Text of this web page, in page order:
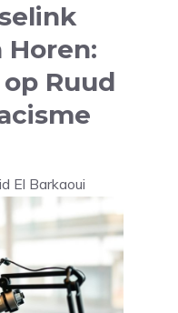
Horen:
Ruud
El Barkaoui